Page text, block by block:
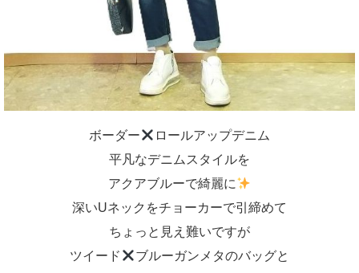
ボーダー
ロールアップデニム
平凡なデニムスタイルを
アクアブルーで綺麗に
深いUネックをチョーカーで引締めて
ちょっと見え難いですが
ツイード
ブルーガンメタのバッグと